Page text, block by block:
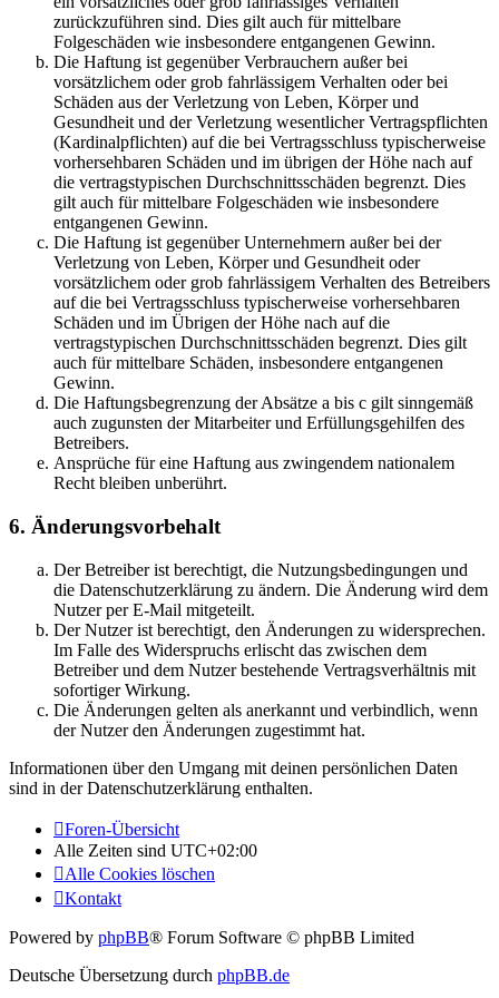
zurückzuführen sind. Dies gilt auch für mittelbare
Folgeschäden wie insbesondere entgangenen Gewinn.
Die Haftung ist gegenüber Verbrauchern außer bei
vorsätzlichem oder grob fahrlässigem Verhalten oder bei
Schäden aus der Verletzung von Leben, Körper und
Gesundheit und der Verletzung wesentlicher Vertragspflichten
(Kardinalpflichten) auf die bei Vertragsschluss typischerweise
vorhersehbaren Schäden und im übrigen der Höhe nach auf
die vertragstypischen Durchschnittsschäden begrenzt. Dies
gilt auch für mittelbare Folgeschäden wie insbesondere
entgangenen Gewinn.
Die Haftung ist gegenüber Unternehmern außer bei der
Verletzung von Leben, Körper und Gesundheit oder
vorsätzlichem oder grob fahrlässigem Verhalten des Betreibers
auf die bei Vertragsschluss typischerweise vorhersehbaren
Schäden und im Übrigen der Höhe nach auf die
vertragstypischen Durchschnittsschäden begrenzt. Dies gilt
auch für mittelbare Schäden, insbesondere entgangenen
Gewinn.
Die Haftungsbegrenzung der Absätze a bis c gilt sinngemäß
auch zugunsten der Mitarbeiter und Erfüllungsgehilfen des
Betreibers.
Ansprüche für eine Haftung aus zwingendem nationalem
Recht bleiben unberührt.
6. Änderungsvorbehalt
Der Betreiber ist berechtigt, die Nutzungsbedingungen und
die Datenschutzerklärung zu ändern. Die Änderung wird dem
Nutzer per E-Mail mitgeteilt.
Der Nutzer ist berechtigt, den Änderungen zu widersprechen.
Im Falle des Widerspruchs erlischt das zwischen dem
Betreiber und dem Nutzer bestehende Vertragsverhältnis mit
sofortiger Wirkung.
Die Änderungen gelten als anerkannt und verbindlich, wenn
der Nutzer den Änderungen zugestimmt hat.
Informationen über den Umgang mit deinen persönlichen Daten
sind in der Datenschutzerklärung enthalten.
Foren-Übersicht
Alle Zeiten sind UTC+02:00
Alle Cookies löschen
Kontakt
Powered by phpBB® Forum Software © phpBB Limited
Deutsche Übersetzung durch phpBB.de